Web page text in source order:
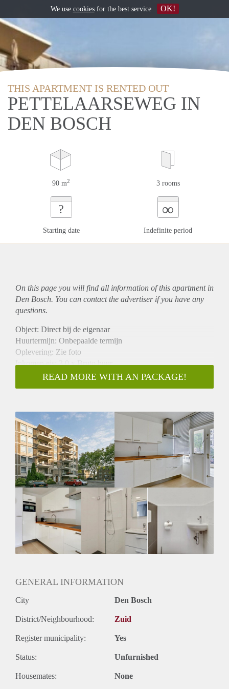
THIS APARTMENT IS RENTED OUT
PETTELAARSEWEG IN
DEN BOSCH
90 m2 3 rooms
?
Starting date
∞
Indefinite period
On this page you will find all information of this apartmentin
Den Bosch. You can contact the advertiser if you have any
questions.
Object: Direct bij de eigenaar
Huurtermijn: Onbepaalde termijn
Oplevering: Zie foto
Inkomen eis: 3,0 x Bruto huur
Garantiestelling mogelijk: Ja
Borg: 1 Maand
Huisdieren toegestaan: Afhankelijk van de Eigenaar
Huurtoeslag grens: Nee
Geschikt voor studenten: Afhankelijk van de Eigenaar
READ MORE WITH AN PACKAGE!
GENERAL INFORMATION
City Den Bosch
District/Neighbourhood: Zuid
Register municipality: Yes
Status: Unfurnished
Housemates: None
We use cookiesfor the best service OK!